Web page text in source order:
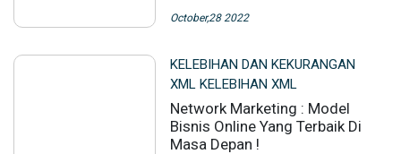
October,28 2022
KELEBIHAN DAN KEKURANGAN
XML KELEBIHAN XML
Network Marketing : Model
Bisnis Online Yang Terbaik Di
Masa Depan !